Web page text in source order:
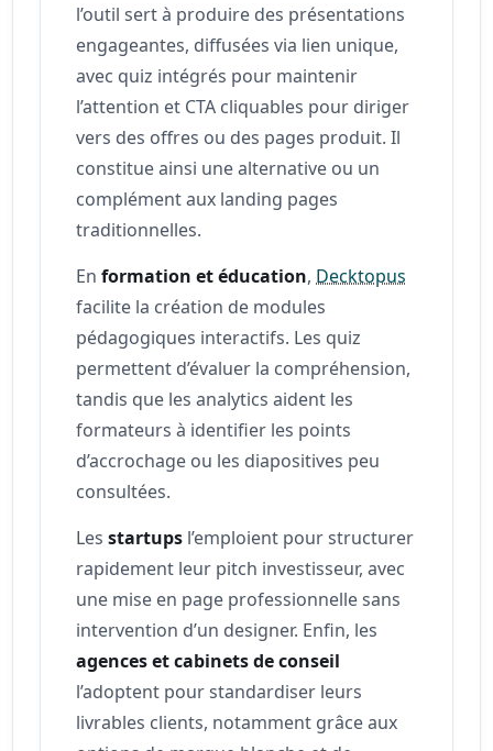
l’outil sert à produire des présentations
engageantes, diffusées via lien unique,
avec quiz intégrés pour maintenir
l’attention et CTA cliquables pour diriger
vers des offres ou des pages produit. Il
constitue ainsi une alternative ou un
complément aux landing pages
traditionnelles.
Enformation et éducation, Decktopus
facilite la création de modules
pédagogiques interactifs. Les quiz
permettent d’évaluer la compréhension,
tandis que les analytics aident les
formateurs à identifier les points
d’accrochage ou les diapositives peu
consultées.
Lesstartups l’emploient pour structurer
rapidement leur pitch investisseur, avec
une mise en page professionnelle sans
intervention d’un designer. Enfin, les
agences et cabinets de conseil
l’adoptent pour standardiser leurs
livrables clients, notamment grâce aux